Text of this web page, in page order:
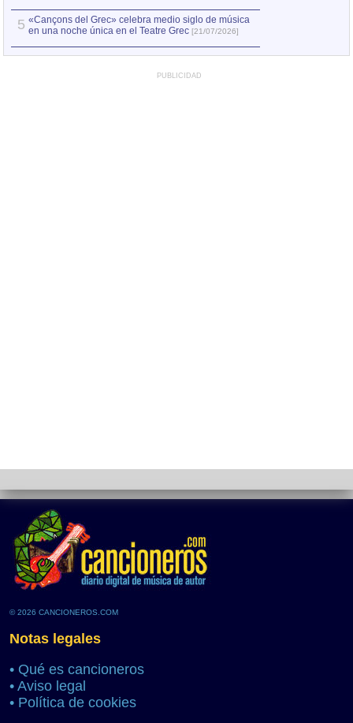
5 «Cançons del Grec» celebra medio siglo de música
en una noche única en el Teatre Grec [21/07/2026]
PUBLICIDAD
© 2026 CANCIONEROS.COM
Notas legales
• Qué es cancioneros
• Aviso legal
• Política de cookies